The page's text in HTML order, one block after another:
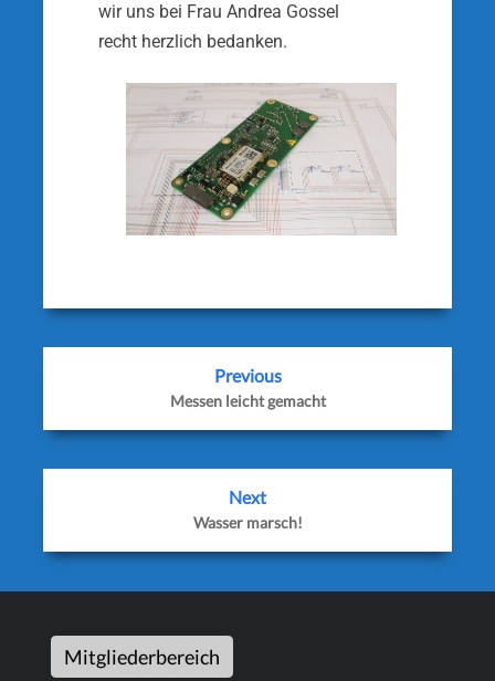
wir uns bei Frau Andrea Gossel
recht herzlich bedanken.
Previous
Messen leicht gemacht
Next
Wasser marsch!
Mitgliederbereich